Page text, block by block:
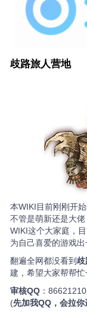
歧路旅人营地
本WIKI目前刚刚开始
不管是萌新还是大
WIKI这个大家庭，
为自己喜爱的游戏出
翻遍全网都没看到歧
建，希望大家帮帮忙
审核QQ ：86621210
(先加我QQ，会拉你